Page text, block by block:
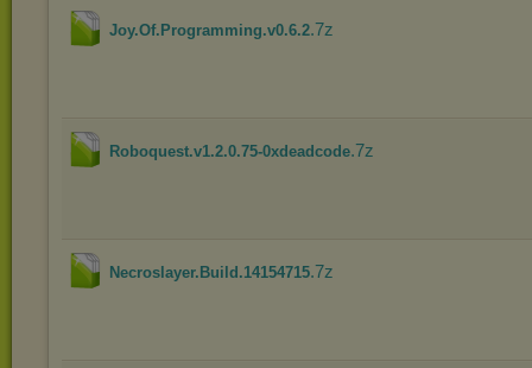
Joy.Of.Programming.v0.6.2.7z
Roboquest.v1.2.0.75-0xdeadcode.7z
Necroslayer.Build.14154715.7z